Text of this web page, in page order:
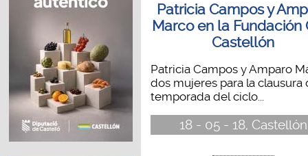
Patricia Campos y
Marco en la Fundación
Castellón
Patricia Campos y Amparo
dos mujeres para la clausura
temporada del ciclo...
18 - 05 - 18, Castellón